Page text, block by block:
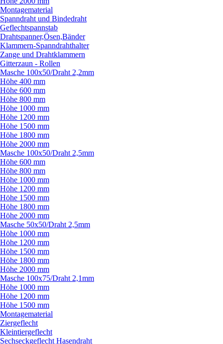
Montagematerial
Spanndraht und Bindedraht
Geflechtspannstab
Drahtspanner,Ösen,Bänder
Klammern-Spanndrahthalter
Zange und Drahtklammern
Gitterzaun - Rollen
Masche 100x50/Draht 2,2mm
Höhe 400 mm
Höhe 600 mm
Höhe 800 mm
Höhe 1000 mm
Höhe 1200 mm
Höhe 1500 mm
Höhe 1800 mm
Höhe 2000 mm
Masche 100x50/Draht 2,5mm
Höhe 600 mm
Höhe 800 mm
Höhe 1000 mm
Höhe 1200 mm
Höhe 1500 mm
Höhe 1800 mm
Höhe 2000 mm
Masche 50x50/Draht 2,5mm
Höhe 1000 mm
Höhe 1200 mm
Höhe 1500 mm
Höhe 1800 mm
Höhe 2000 mm
Masche 100x75/Draht 2,1mm
Höhe 1000 mm
Höhe 1200 mm
Höhe 1500 mm
Montagematerial
Ziergeflecht
Kleintiergeflecht
Sechseckgeflecht Hasendraht